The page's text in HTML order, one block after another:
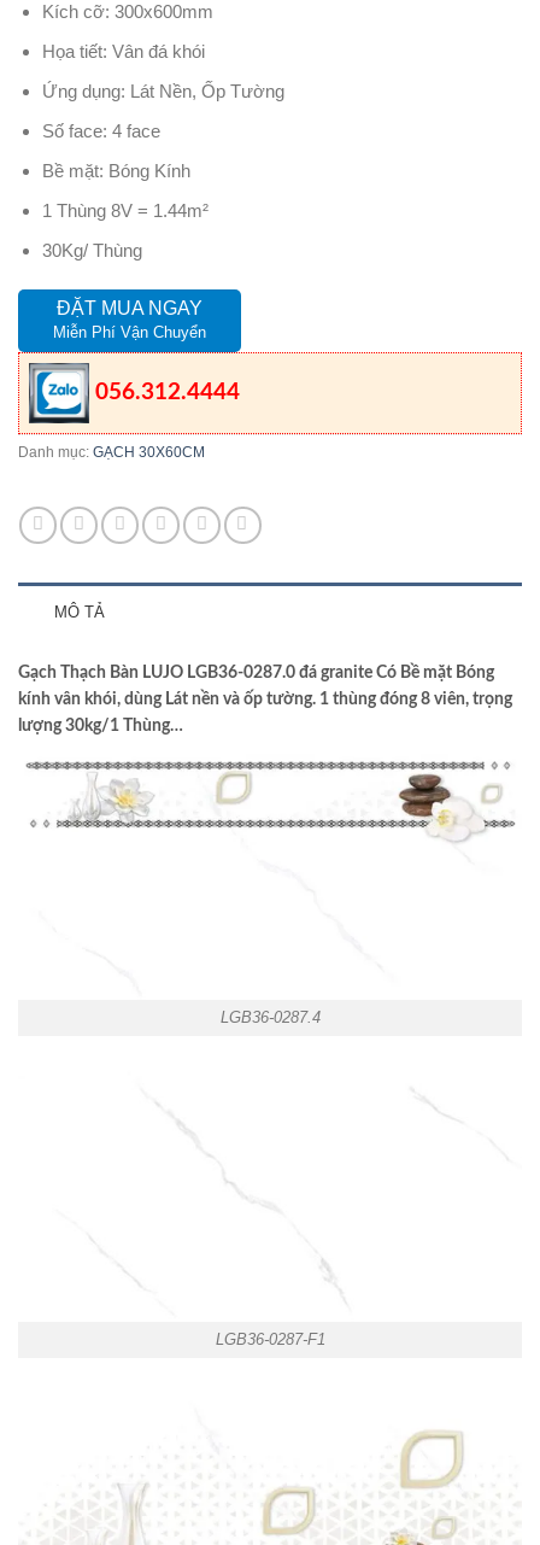
Kích cỡ: 300x600mm
Họa tiết: Vân đá khói
Ứng dụng: Lát Nền, Ốp Tường
Số face: 4 face
Bề mặt: Bóng Kính
1 Thùng 8V = 1.44m²
30Kg/ Thùng
ĐẶT MUA NGAY
Miễn Phí Vận Chuyển
056.312.4444
Danh mục: GẠCH 30X60CM
MÔ TẢ
Gạch Thạch Bàn LUJO LGB36-0287.0 đá granite Có Bề mặt Bóng
kính vân khói, dùng Lát nền và ốp tường. 1 thùng đóng 8 viên, trọng
lượng 30kg/1 Thùng…
LGB36-0287.4
LGB36-0287-F1